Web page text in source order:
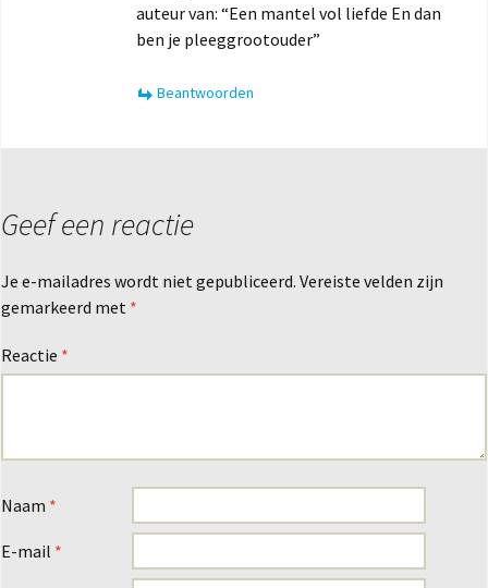
auteur van: “Een mantel vol liefde En dan
ben je pleeggrootouder”
Beantwoorden
Geef een reactie
Je e-mailadres wordt niet gepubliceerd. Vereiste velden zijn
gemarkeerd met *
Reactie *
Naam *
E-mail *